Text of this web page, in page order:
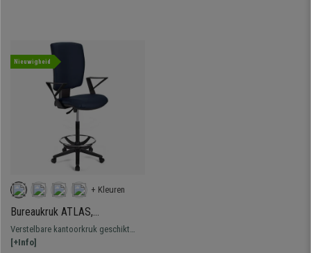
Nieuwigheid
+ Kleuren
Bureaukruk ATLAS,
Verstelbare Rugleuning, Dikke
Vulling, in Blauw Leder
Verstelbare kantoorkruk geschikt
voor langdurig professioneel
[+Info]